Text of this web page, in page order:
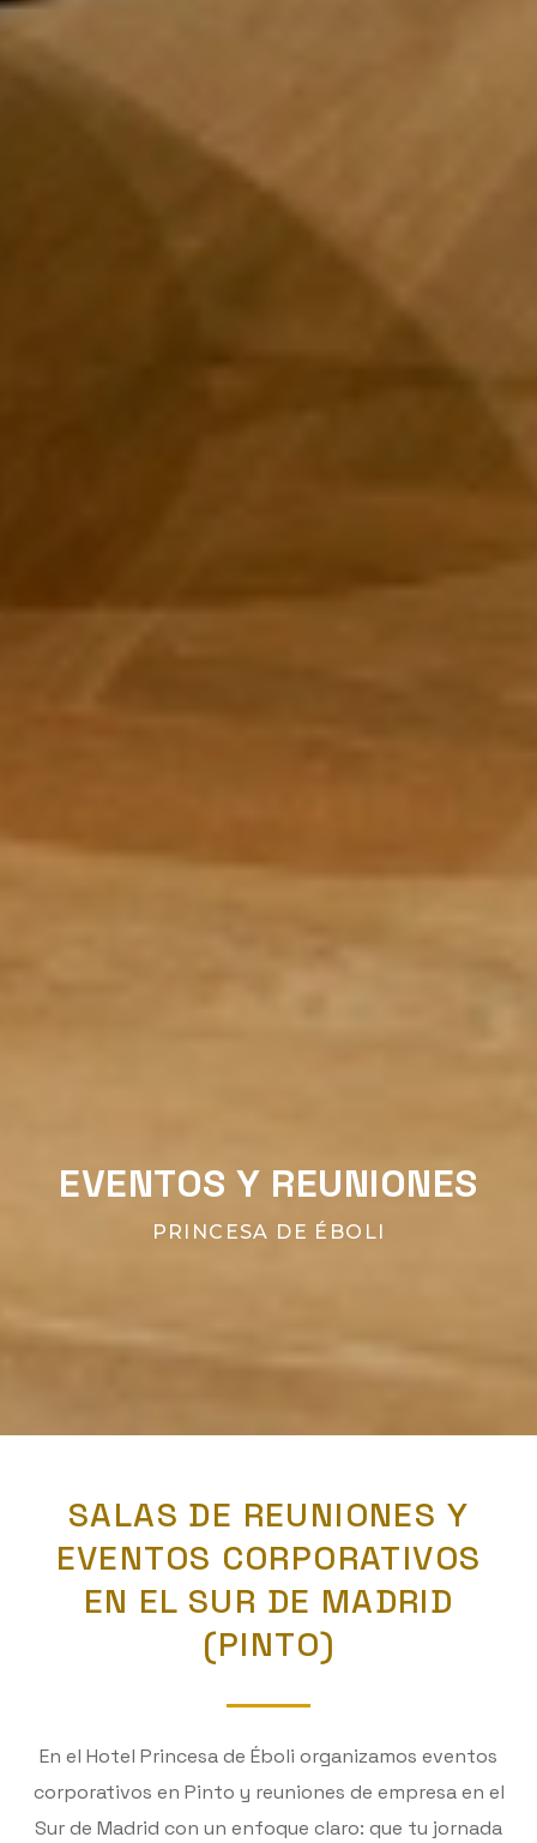
EVENTOS Y REUNIONES
PRINCESA DE ÉBOLI
SALAS DE REUNIONES Y
EVENTOS CORPORATIVOS
EN EL SUR DE MADRID
(PINTO)
En el Hotel Princesa de Éboli organizamos eventos
corporativos en Pinto y reuniones de empresa en el
Sur de Madrid con un enfoque claro: que tu jornada